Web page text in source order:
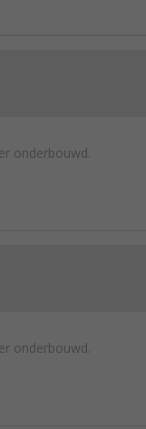
onderbouwd.
onderbouwd.